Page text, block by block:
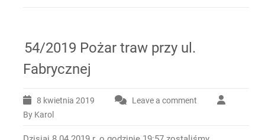
54/2019 Pożar traw przy ul.
Fabrycznej
8 kwietnia 2019
Leave a comment
By Karol